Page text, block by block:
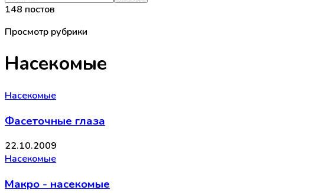
148 постов
Просмотр рубрики
Насекомые
Насекомые
Фасеточные глаза
22.10.2009
Насекомые
Макро - насекомые